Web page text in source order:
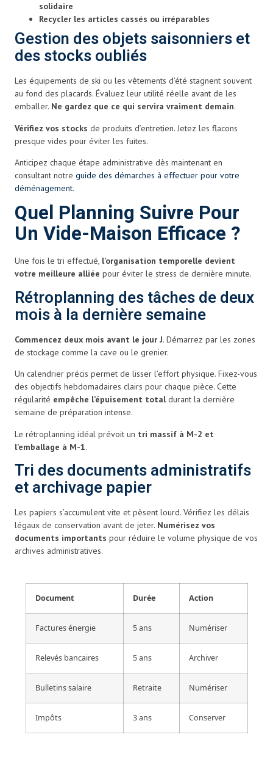
solidaire
Recycler les articles cassés ou irréparables
Gestion des objets saisonniers et
des stocks oubliés
Les équipements de ski ou les vêtements d’été stagnent souvent
au fond des placards. Évaluez leur utilité réelle avant de les
emballer. Ne gardez que ce qui servira vraiment demain.
Vérifiez vos stocks de produits d’entretien. Jetez les flacons
presque vides pour éviter les fuites.
Anticipez chaque étape administrative dès maintenant en
consultant notre guide des démarches à effectuer pour votre
déménagement.
Quel Planning Suivre Pour
Un Vide-Maison Efficace ?
Une fois le tri effectué, l’organisation temporelle devient
votre meilleure alliée pour éviter le stress de dernière minute.
Rétroplanning des tâches de deux
mois à la dernière semaine
Commencez deux mois avant le jour J. Démarrez par les zones
de stockage comme la cave ou le grenier.
Un calendrier précis permet de lisser l’effort physique. Fixez-vous
des objectifs hebdomadaires clairs pour chaque pièce. Cette
régularité empêche l’épuisement totaldurant la dernière
semaine de préparation intense.
Le rétroplanning idéal prévoit un tri massif à M-2 et
l’emballage à M-1.
Tri des documents administratifs
et archivage papier
Les papiers s’accumulent vite et pèsent lourd. Vérifiez les délais
légaux de conservation avant de jeter. Numérisez vos
documents importants pour réduire le volume physique de vos
archives administratives.
Document Durée Action
Factures énergie 5 ans Numériser
Relevés bancaires 5 ans Archiver
Bulletins salaire Retraite Numériser
Impôts 3 ans Conserver